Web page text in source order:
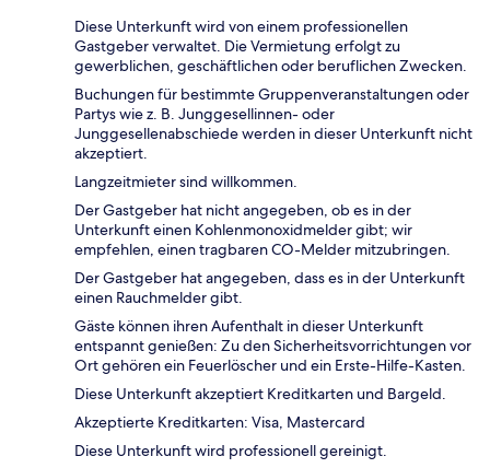
Diese Unterkunft wird von einem professionellen
Gastgeber verwaltet. Die Vermietung erfolgt zu
gewerblichen, geschäftlichen oder beruflichen Zwecken.
Buchungen für bestimmte Gruppenveranstaltungen oder
Partys wie z. B. Junggesellinnen- oder
Junggesellenabschiede werden in dieser Unterkunft nicht
akzeptiert.
Langzeitmieter sind willkommen.
Der Gastgeber hat nicht angegeben, ob es in der
Unterkunft einen Kohlenmonoxidmelder gibt; wir
empfehlen, einen tragbaren CO-Melder mitzubringen.
Der Gastgeber hat angegeben, dass es in der Unterkunft
einen Rauchmelder gibt.
Gäste können ihren Aufenthalt in dieser Unterkunft
entspannt genießen: Zu den Sicherheitsvorrichtungen vor
Ort gehören ein Feuerlöscher und ein Erste-Hilfe-Kasten.
Diese Unterkunft akzeptiert Kreditkarten und Bargeld.
Akzeptierte Kreditkarten: Visa, Mastercard
Diese Unterkunft wird professionell gereinigt.